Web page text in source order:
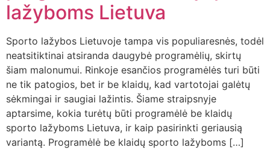
lažyboms Lietuva
Sporto lažybos Lietuvoje tampa vis populiaresnės, todėl
neatsitiktinai atsiranda daugybė programėlių, skirtų
šiam malonumui. Rinkoje esančios programėlės turi būti
ne tik patogios, bet ir be klaidų, kad vartotojai galėtų
sėkmingai ir saugiai lažintis. Šiame straipsnyje
aptarsime, kokia turėtų būti programėlė be klaidų
sporto lažyboms Lietuva, ir kaip pasirinkti geriausią
variantą. Programėlė be klaidų sporto lažyboms […]